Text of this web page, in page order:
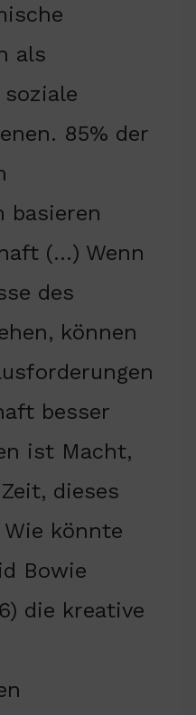
als
85% der
basieren
(…) Wenn
des
können
besser
ist Macht,
dieses
könnte
Bowie
die kreative